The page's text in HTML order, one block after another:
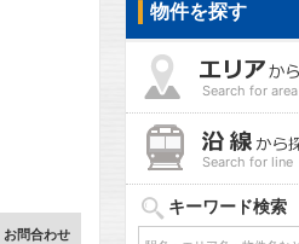
お問合わせ
物件を探す
Search for area
Search for line
キーワード検索